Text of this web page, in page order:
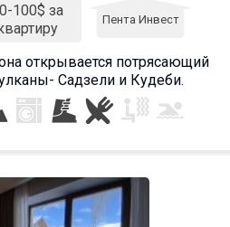
100$ за
Пента Инвест
открывается потрясающий
Садзели и Кудеби.